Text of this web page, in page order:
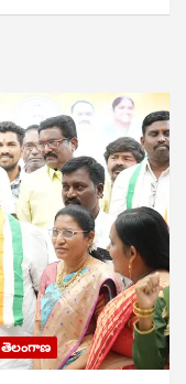
తెలంగాణ